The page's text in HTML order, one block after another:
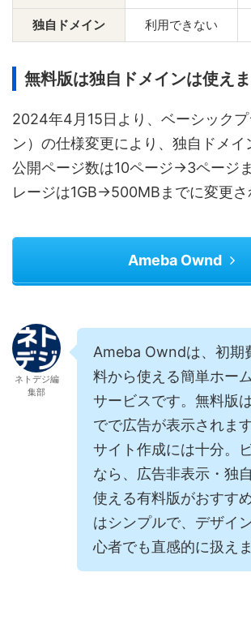
独自ドメイン 利用できない
無料版は独自ドメインは使え
2024年4月15日より、ベーシックプ
ン）の仕様変更により、独自ドメイ
公開ページ数は10ページ→3ページ
レージは1GB→500MBまでに変更さ
Ameba Ownd
ネトデジ編
集部
Ameba Owndは、初期
料から使える簡単ホー
サービスです。無料版
でで広告が表示されま
サイト作成には十分。
なら、広告非表示・独
使える有料版がおすす
はシンプルで、デザイ
心者でも直感的に扱えま